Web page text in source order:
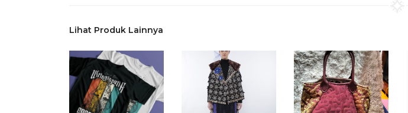
Lihat Produk Lainnya